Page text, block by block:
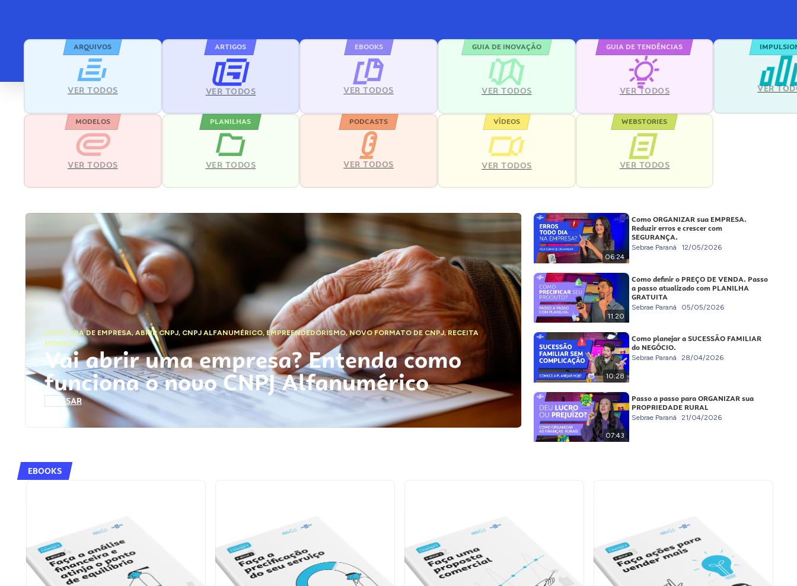
ARQUIVOS
VER TODOS
ARTIGOS
VER TODOS
EBOOKS
VER TODOS
GUIA DE INOVAÇÃO
VER TODOS
GUIA DE TENDÊNCIAS
VER TODOS VER
MODELOS
VER TODOS
PLANILHAS
VER TODOS
PODCASTS
VER TODOS
VÍDEOS
VER TODOS
WEBSTORIES
VER TODOS
ABERTURA DE EMPRESA,ABRIR CNPJ, CNPJ ALFANUMÉRICO, EMPREENDEDORISMO,NOVO FORMATO DE CNPJ,RECEITA
FEDERAL
Vai abrir uma empresa? Entenda como
funciona o novo CNPJ Alfanumérico
ACESSAR
06:24
Como ORGANIZAR sua EMPRESA.
Reduzir erros e crescer com
SEGURANÇA.
Sebrae Paraná 12/05/2026
11:20
Como definir o PREÇO DE VENDA. Passo
a passo atualizado com PLANILHA
GRATUITA
Sebrae Paraná 05/05/2026
10:28
Como planejar a SUCESSÃO FAMILIAR
do NEGÓCIO.
Sebrae Paraná 28/04/2026
07:43
Passo a passo para ORGANIZAR sua
PROPRIEDADE RURAL
Sebrae Paraná 21/04/2026
EBOOKS